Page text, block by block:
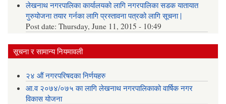
लेखनाथ नगरपालिका कार्यालयको लागि नगरपालिका सडक यातायात
गुरुयोजना तयार गर्नका लागि प्रस्तावना पत्रको लागि सूचना |
Post date:Thursday, June 11, 2015 - 10:49
सूचना र सामान्य नियमावली
२४ औं नगरपरिषदका निर्णयहरु
आ.व २०७४/०७५ का लागि लेखनाथ नगरपालिकाको वार्षिक नगर
विकास योजना